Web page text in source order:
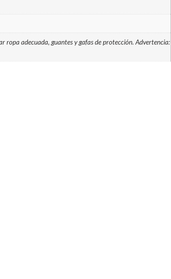
ropa adecuada, guantes y gafas de protección. Advertencia: